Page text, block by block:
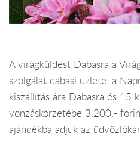
A virágküldést Dabasra a
szolgálat dabasi üzlete, a
kiszállítás ára Dabasra és 15
vonzáskörzetébe 3.200.-
ajándékba adjuk az